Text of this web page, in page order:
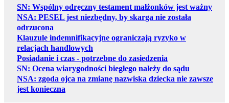
SN: Wspólny odręczny testament małżonków jest ważny
NSA: PESEL jest niezbędny, by skarga nie została
odrzucona
Klauzule indemnifikacyjne ograniczają ryzyko w
relacjach handlowych
Posiadanie i czas - potrzebne do zasiedzenia
SN: Ocena wiarygodności biegłego należy do sądu
NSA: zgoda ojca na zmianę nazwiska dziecka nie zawsze
jest konieczna